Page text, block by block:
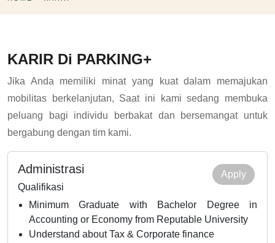
KARIR Di PARKING+
Jika Anda memiliki minat yang kuat dalam memajukan
mobilitas berkelanjutan, Saat ini kami sedang membuka
peluang bagi individu berbakat dan bersemangat untuk
bergabung dengan tim kami.
Administrasi
Qualifikasi
Minimum Graduate with Bachelor Degree in
Accounting or Economy from Reputable University
Understand about Tax & Corporate finance
Apply